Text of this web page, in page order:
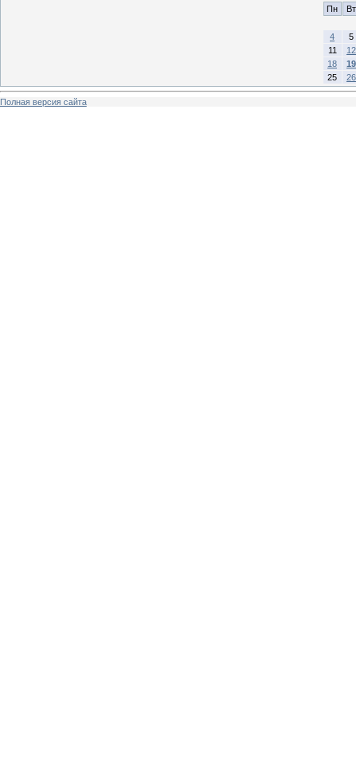
Пн
Вт
4
5
11
12
18
19
25
26
Полная версия сайта